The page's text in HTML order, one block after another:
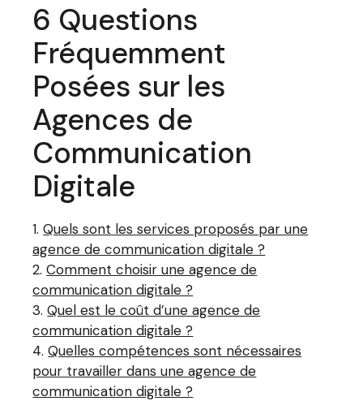
6 Questions
Fréquemment
Posées sur les
Agences de
Communication
Digitale
Quels sont les services proposés par une
agence de communication digitale ?
Comment choisir une agence de
communication digitale ?
Quel est le coût d’une agence de
communication digitale ?
Quelles compétences sont nécessaires
pour travailler dans une agence de
communication digitale ?